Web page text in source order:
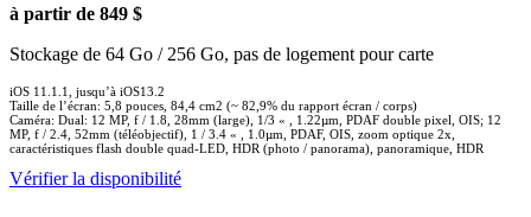
à partir de 849 $
Stockage de 64 Go / 256 Go, pas de logement pour carte
iOS 11.1.1, jusqu’à iOS13.2
Taille de l’écran: 5,8 pouces, 84,4 cm2 (~ 82,9% du rapport écran / corps)
Caméra: Dual: 12 MP, f / 1.8, 28mm (large), 1/3 « , 1.22µm, PDAF double pixel, OIS; 12
MP, f / 2.4, 52mm (téléobjectif), 1 / 3.4 « , 1.0µm, PDAF, OIS, zoom optique 2x,
caractéristiques flash double quad-LED, HDR (photo / panorama), panoramique, HDR
Vérifier la disponibilité